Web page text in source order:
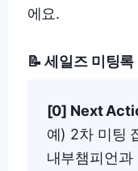
에요.
📝 세일즈 미팅록
[0] Next
예) 2차 미팅
내부챔피언과